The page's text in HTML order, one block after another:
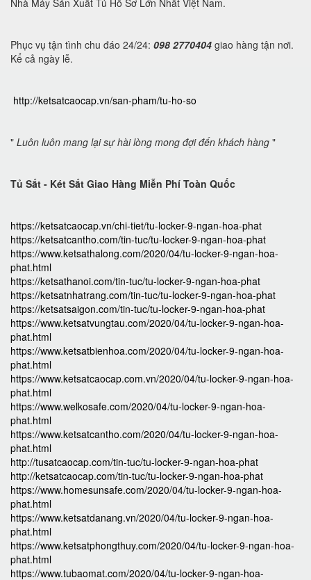
Nhà Máy Sản Xuất Tủ Hồ Sơ Lớn Nhất Việt Nam.
Phục vụ tận tình chu đáo 24/24: 098 2770404 giao hàng tận nơi.
Kể cả ngày lễ.
http://ketsatcaocap.vn/san-pham/tu-ho-so
" Luôn luôn mang lại sự hài lòng mong đợi đến khách hàng "
Tủ Sắt - Két Sắt Giao Hàng Miễn Phí Toàn Quốc
https://ketsatcaocap.vn/chi-tiet/tu-locker-9-ngan-hoa-phat
https://ketsatcantho.com/tin-tuc/tu-locker-9-ngan-hoa-phat
https://www.ketsathalong.com/2020/04/tu-locker-9-ngan-hoa-
phat.html
https://ketsathanoi.com/tin-tuc/tu-locker-9-ngan-hoa-phat
https://ketsatnhatrang.com/tin-tuc/tu-locker-9-ngan-hoa-phat
https://ketsatsaigon.com/tin-tuc/tu-locker-9-ngan-hoa-phat
https://www.ketsatvungtau.com/2020/04/tu-locker-9-ngan-hoa-
phat.html
https://www.ketsatbienhoa.com/2020/04/tu-locker-9-ngan-hoa-
phat.html
https://www.ketsatcaocap.com.vn/2020/04/tu-locker-9-ngan-hoa-
phat.html
https://www.welkosafe.com/2020/04/tu-locker-9-ngan-hoa-
phat.html
https://www.ketsatcantho.com/2020/04/tu-locker-9-ngan-hoa-
phat.html
http://tusatcaocap.com/tin-tuc/tu-locker-9-ngan-hoa-phat
http://ketsatcaocap.com/tin-tuc/tu-locker-9-ngan-hoa-phat
https://www.homesunsafe.com/2020/04/tu-locker-9-ngan-hoa-
phat.html
https://www.ketsatdanang.vn/2020/04/tu-locker-9-ngan-hoa-
phat.html
https://www.ketsatphongthuy.com/2020/04/tu-locker-9-ngan-hoa-
phat.html
https://www.tubaomat.com/2020/04/tu-locker-9-ngan-hoa-